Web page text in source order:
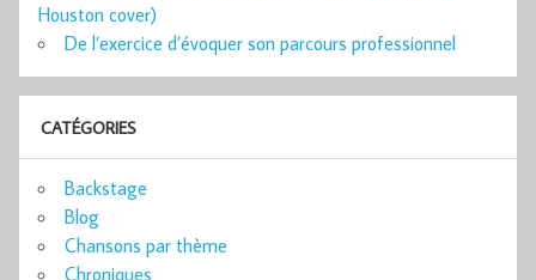
Houston cover)
De l’exercice d’évoquer son parcours professionnel
CATÉGORIES
Backstage
Blog
Chansons par thème
Chroniques